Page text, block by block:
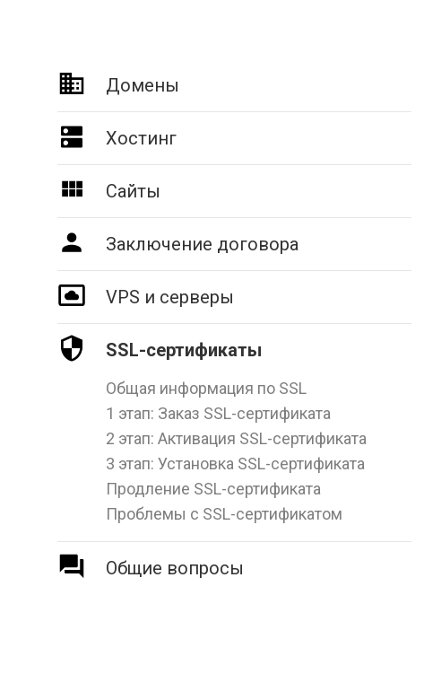
Домены
Хостинг
Сайты
Заключение договора
VPS и серверы
SSL-сертификаты
Общая информация по SSL
1 этап: Заказ SSL-сертификата
2 этап: Активация SSL-сертификата
3 этап: Установка SSL-сертификата
Продление SSL-сертификата
Проблемы с SSL-сертификатом
Общие вопросы